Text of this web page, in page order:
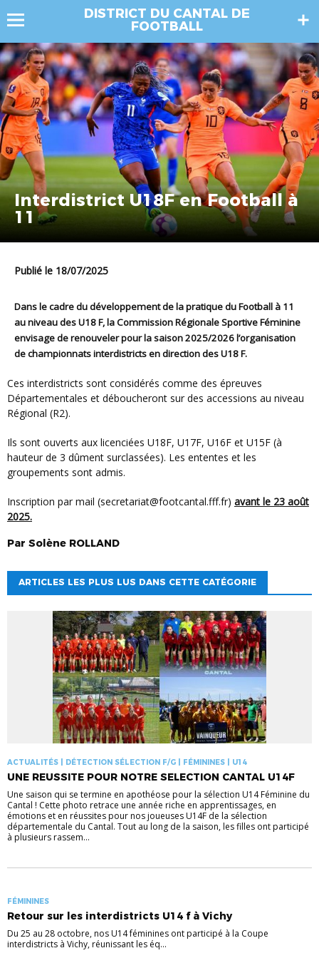
DISTRICT DU CANTAL DE
FOOTBALL
Interdistrict U18F en Football à
11
Publié le 18/07/2025
Dans le cadre du développement de la pratique du Football à 11
au niveau des U18 F, la Commission Régionale Sportive Féminine
envisage de renouveler pour la saison 2025/2026 l’organisation
de championnats interdistricts en direction des U18 F.
Ces interdistricts sont considérés comme des épreuves
Départementales et déboucheront sur des accessions au niveau
Régional (R2).
Ils sont ouverts aux licenciées U18F, U17F, U16F et U15F (à
hauteur de 3 dûment surclassées). Les ententes et les
groupements sont admis.
Inscription par mail (secretariat@footcantal.fff.fr) avant le 23 août
2025.
Par Solène ROLLAND
ARTICLES LES PLUS LUS DANS CETTE CATÉGORIE
ACTUALITÉS | DÉTECTION SÉLECTION F/G | FÉMININES | U14
UNE REUSSITE POUR NOTRE SELECTION CANTAL U14F
Une saison qui se termine en apothéose pour la sélection U14 Féminine du
Cantal ! Cette photo retrace une année riche en apprentissages, en
émotions et en réussites pour nos joueuses U14F de la sélection
départementale du Cantal. Tout au long de la saison, les filles ont participé
à plusieurs rassem...
FÉMININES
Retour sur les interdistricts U14 f à Vichy
Du 25 au 28 octobre, nos U14 féminines ont participé à la Coupe
interdistricts à Vichy, réunissant les éq...